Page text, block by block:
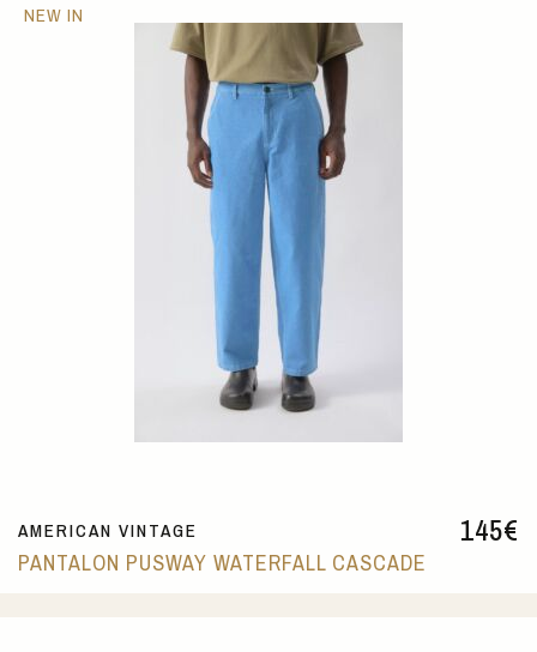
145€
AMERICAN VINTAGE
PANTALON PUSWAY WATERFALL CASCADE
NEW IN